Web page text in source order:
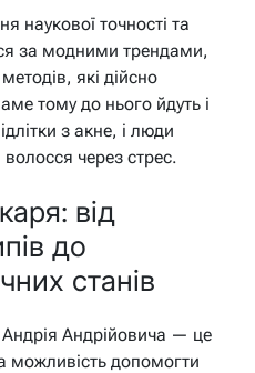
наукової точності та
за модними трендами,
які дійсно
тому до нього йдуть і
з акне, і люди
волосся через стрес.
від
до
станів
Андрійовича — це
можливість допомогти